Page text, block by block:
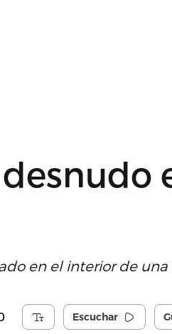
en el interior de una
Escuchar